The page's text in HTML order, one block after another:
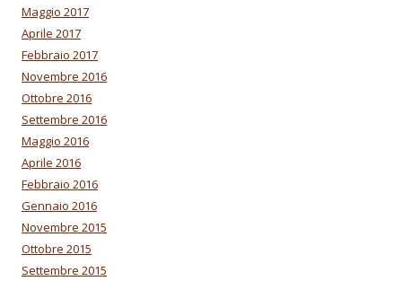
Maggio 2017
Aprile 2017
Febbraio 2017
Novembre 2016
Ottobre 2016
Settembre 2016
Maggio 2016
Aprile 2016
Febbraio 2016
Gennaio 2016
Novembre 2015
Ottobre 2015
Settembre 2015